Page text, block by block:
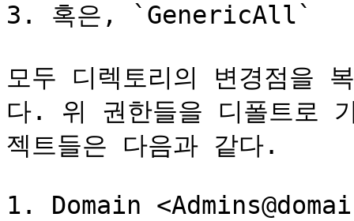
3. 혹은, `GenericAll`
모두 디렉토리의 변경점을
다. 위 권한들을 디폴트로
젝트들은 다음과 같다.
1. Domain